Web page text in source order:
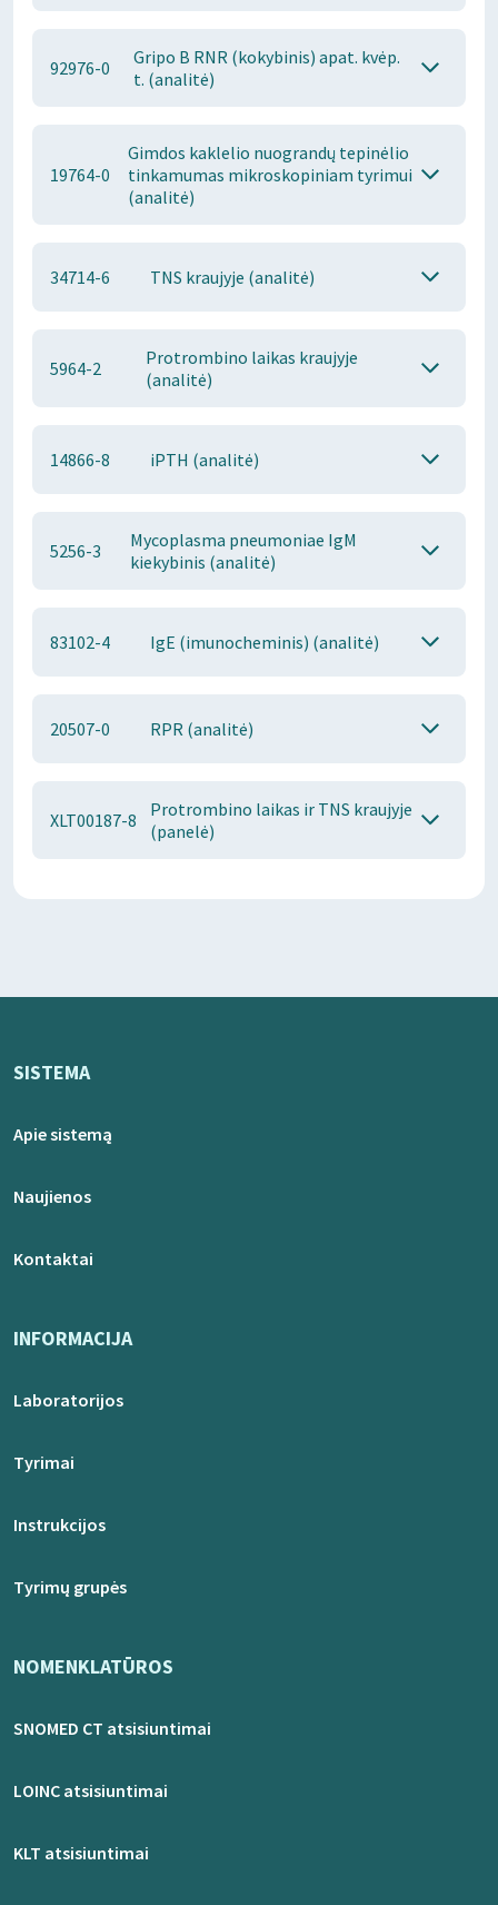
92976-0
Gripo B RNR (kokybinis) apat. kvėp.
t. (analitė)
19764-0
Gimdos kaklelio nuograndų tepinėlio
tinkamumas mikroskopiniam tyrimui
(analitė)
34714-6 TNS kraujyje (analitė)
5964-2
Protrombino laikas kraujyje
(analitė)
14866-8 iPTH (analitė)
5256-3
Mycoplasma pneumoniae IgM
kiekybinis (analitė)
83102-4 IgE (imunocheminis) (analitė)
20507-0 RPR (analitė)
XLT00187-8
Protrombino laikas ir TNS kraujyje
(panelė)
SISTEMA
Apie sistemą
Naujienos
Kontaktai
INFORMACIJA
Laboratorijos
Tyrimai
Instrukcijos
Tyrimų grupės
NOMENKLATŪROS
SNOMED CT atsisiuntimai
LOINC atsisiuntimai
KLT atsisiuntimai